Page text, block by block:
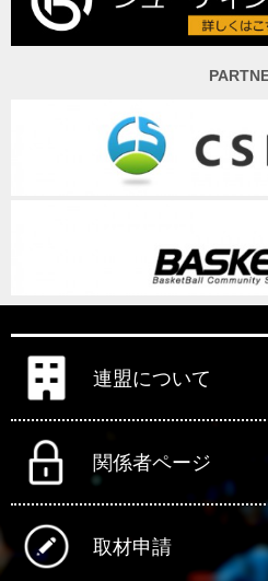
連盟について
関係者ページ
取材申請